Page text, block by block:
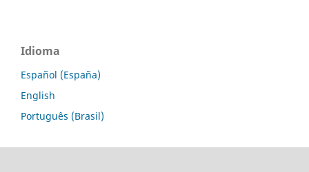
Idioma
Español (España)
English
Português (Brasil)